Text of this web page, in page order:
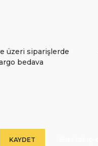
üzeri siparişlerde
bedava
KAYDET